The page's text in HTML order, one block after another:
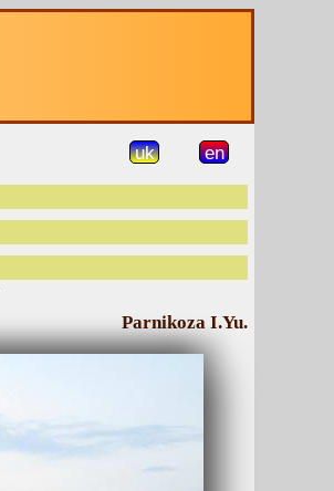
uk en
Parnikoza I.Yu.